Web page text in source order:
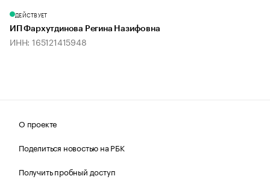
ДЕЙСТВУЕТ
ИП Фархутдинова Регина Назифовна
ИНН: 165121415948
О проекте
Поделиться новостью на РБК
Получить пробный доступ